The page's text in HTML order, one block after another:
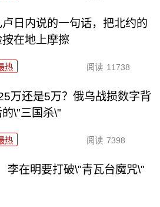
卢日内说的一句话，把北约的
按在地上摩擦
热 阅读 11738
万还是5万？俄乌战损数字背
的\"三国杀\"
热 阅读 7398
李在明要打破\"青瓦台魔咒\"